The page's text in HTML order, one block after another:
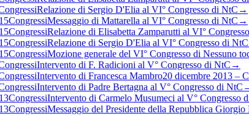
Relazione di Sergio D'Elia al VI° Congresso di NtC →
CongressiMessaggio di Mattarella al VI° Congresso di NtC →
CongressiRelazione di Elisabetta Zamparutti al VI°
CongressiRelazione di Sergio D'Elia al VI° Congresso di NtC
CongressiMozione generale del VI° Congresso di Nessuno
Intervento di F. Radicioni al V° Congresso di NtC →
Intervento di Francesca Mambro20 dicembre 2013 –
Intervento di Padre Bertagna al V° Congresso di NtC
CongressiIntervento di Carmelo Musumeci al V° Congresso
CongressiMessaggio del Presidente della Repubblica